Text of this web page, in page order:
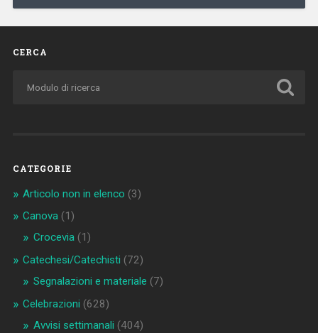
CERCA
CATEGORIE
Articolo non in elenco (3)
Canova(1)
Crocevia(1)
Catechesi/Catechisti (72)
Segnalazioni e materiale (7)
Celebrazioni (628)
Avvisi settimanali (404)